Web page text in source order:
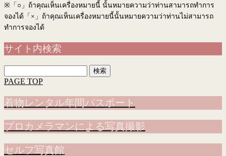
※ 「○」ถ้าคุณเห็นเครื่องหมายนี้ นั้นหมายความว่าท่านสามารถทำการ
จองได้「×」ถ้าคุณเห็นเครื่องหมายนี้นั้นหมายความว่าท่านไม่สามารถ
ทำการจองได้
サイト内検索
索:
PAGE TOP
着物レンタル年間パスポート
プロカメラマンによる写真撮影
セルフ写真館